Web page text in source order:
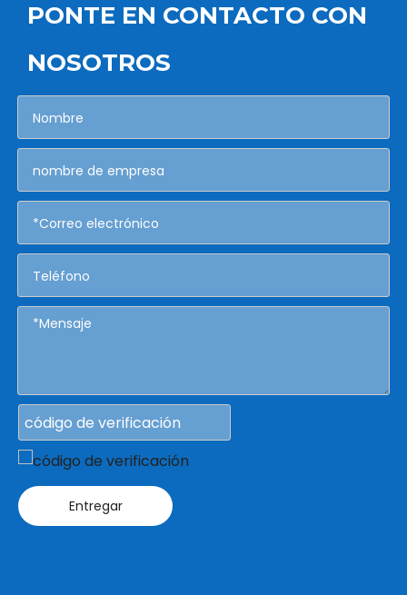
PONTE EN CONTACTO CON
NOSOTROS
Entregar